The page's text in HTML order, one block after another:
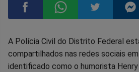
Compartilhar
no
Compartilhar
no
no
no
A Polícia Civil do Distrito Federal
compartilhados nas redes sociais
identificado como o humorista